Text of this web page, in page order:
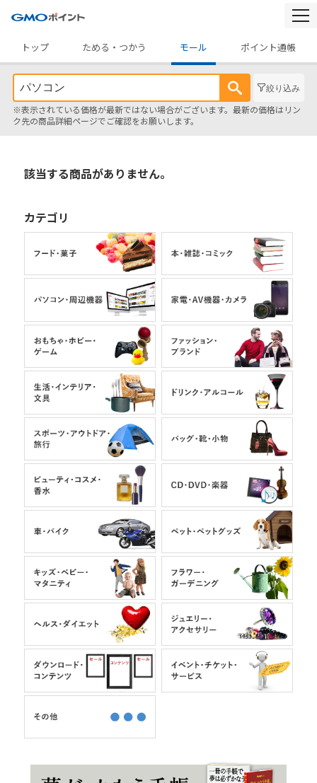
トップ
ためる・つかう モール ポイント通帳
絞り込み
※表示されている価格が最新ではない場合がございます。最新の価格はリン
ク先の商品詳細ページでご確認をお願いします。
該当する商品がありません。
カテゴリ